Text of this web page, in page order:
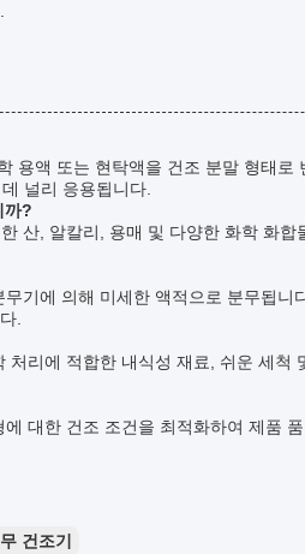
용액 또는 현탁액을 건조 분말 형태로
널리 응용됩니다.
까?
산, 알칼리, 용매 및 다양한 화학 화합
기에 의해 미세한 액적으로 분무됩니
.
리에 적합한 내식성 재료, 쉬운 세척
대한 건조 조건을 최적화하여 제품
건조기